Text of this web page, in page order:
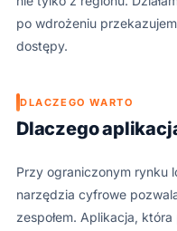
po wdrożeniu
dostępy.
DLACZEGO WARTO
Dlaczego
Przy ograniczonym rynku
narzędzia cyfrowe
zespołem. Aplikacja,